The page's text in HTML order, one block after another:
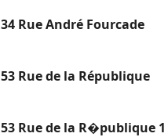
34 Rue André Fourcade
53 Rue de la République
53 Rue de la R�publique 1